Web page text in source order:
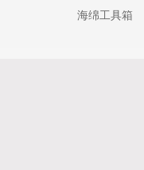
包装海绵